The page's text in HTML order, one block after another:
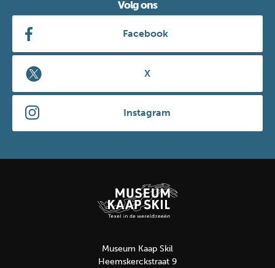
Volg ons
Facebook
X
Instagram
Museum Kaap Skil
Heemskerckstraat 9